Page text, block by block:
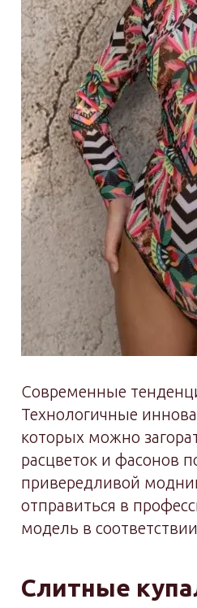
Современные
Технологичные
которых можно
расцветок и фасонов
привередливой
отправиться в
модель в
Слитные